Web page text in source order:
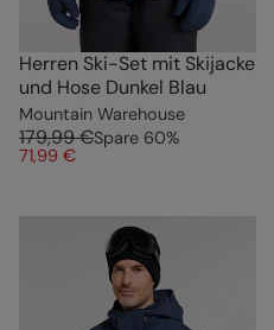
Herren Ski-Set mit Skijacke
und Hose Dunkel Blau
Mountain Warehouse
179,99 €Spare 60%
71,99 €